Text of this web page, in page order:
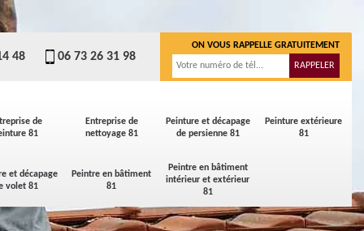
de
81
Entreprise de
nettoyage 81
Peinture et décapage
de persienne 81
Peinture extérieure
81
et décapage
volet 81
Peintre en bâtiment
81
Peintre en bâtiment
intérieur et extérieur
81
48 06 73 26 31 98
ON VOUS RAPPELLE GRATUITEMENT